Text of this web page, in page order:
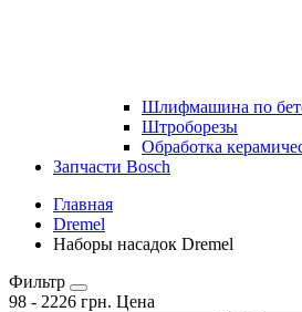
Шлифмашина по
Штроборезы
Обработка
Запчасти Bosch
Главная
Dremel
Наборы насадок Dremel
Фильтр
98 - 2226 грн. Цена